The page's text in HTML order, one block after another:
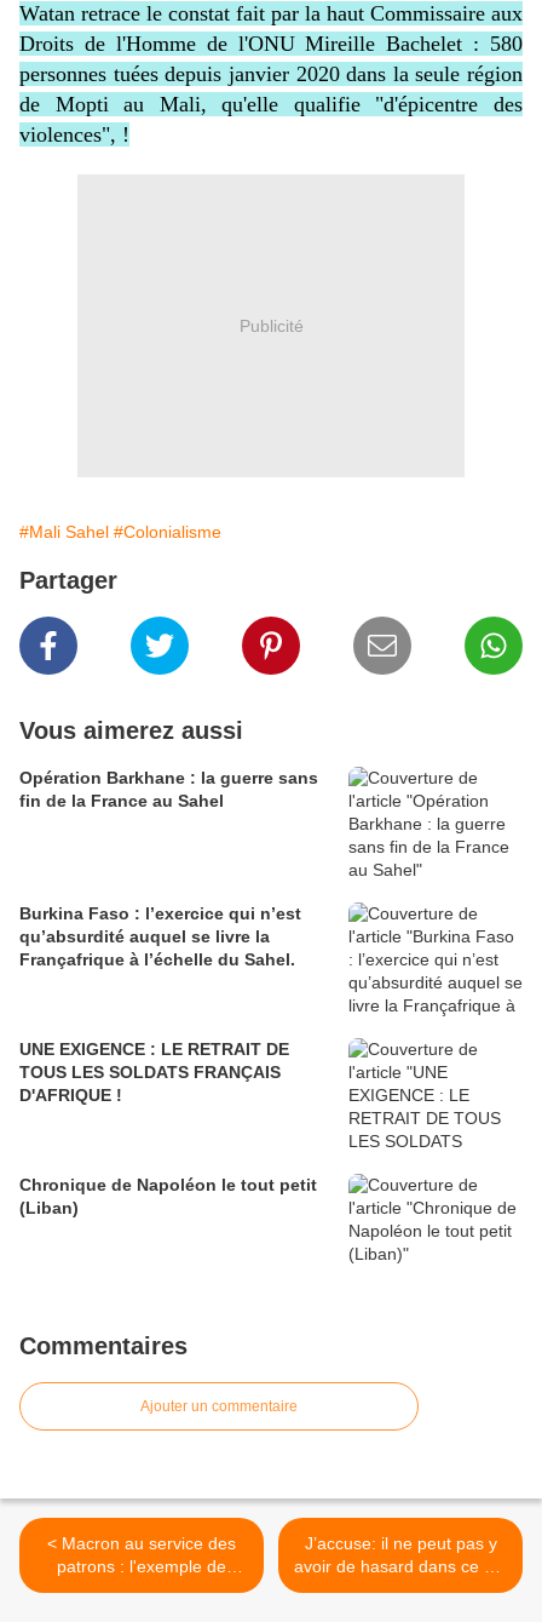
Watan retrace le constat fait par la haut Commissaire aux
Droits de l'Homme de l'ONU Mireille Bachelet : 580
personnes tuées depuis janvier 2020 dans la seule région
de Mopti au Mali, qu'elle qualifie "d'épicentre des
violences", !
Publicité
#Mali Sahel #Colonialisme
Partager
Vous aimerez aussi
Opération Barkhane : la guerre sans
fin de la France au Sahel
Burkina Faso : l’exercice qui n’est
qu’absurdité auquel se livre la
Françafrique à l’échelle du Sahel.
UNE EXIGENCE : LE RETRAIT DE
TOUS LES SOLDATS FRANÇAIS
D'AFRIQUE !
Chronique de Napoléon le tout petit
(Liban)
Commentaires
Ajouter un commentaire
< Macron au service des
patrons : l'exemple de
Inteva Products à Saint-Dié-
J’accuse: il ne peut pas y
avoir de hasard dans ce qui
se passe au PCF… par